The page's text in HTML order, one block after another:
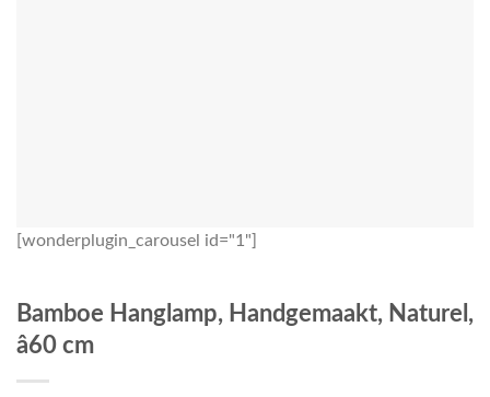
[wonderplugin_carousel id="1"]
Bamboe Hanglamp, Handgemaakt, Naturel,
â60 cm